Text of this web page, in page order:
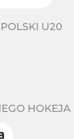
U20
HOKEJA